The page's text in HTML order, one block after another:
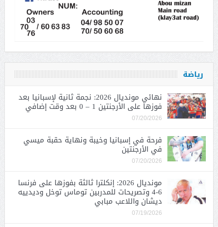
رياضة
نهائي مونديال 2026: نجمة ثانية لإسبانيا بعد
فوزها على الأرجنتين 1 – 0 بعد وقت إضافي
07/20/2026
فرحة في إسبانيا وخيبة ونهاية حقبة ميسي
في الأرجنتين
07/20/2026
مونديال 2026: إنكلترا ثالثة بفوزها على فرنسا
6-4 وتصريحات للمدربين توماس توخل وديدييه
ديشان واللاعب مبابي
07/19/2026